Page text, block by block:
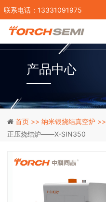
联系电话：13331091975
产品中心
首页 >> 纳米银烧结真空炉 >>
正压烧结炉——X-SIN350